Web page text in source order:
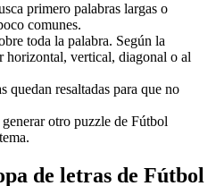
primero palabras largas o
comunes.
toda la palabra. Según la
horizontal, vertical, diagonal o al
quedan resaltadas para que no
otro puzzle de Fútbol
de letras de Fútbol